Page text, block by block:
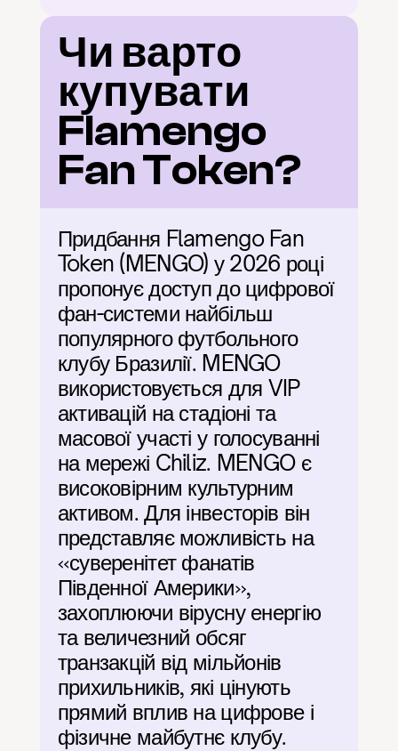
Чи варто
купувати
Flamengo
Fan Token?
Придбання Flamengo Fan
Token (MENGO) у 2026 році
пропонує доступ до цифрової
фан-системи найбільш
популярного футбольного
клубу Бразилії. MENGO
використовується для VIP
активацій на стадіоні та
масової участі у голосуванні
на мережі Chiliz. MENGO є
високовірним культурним
активом. Для інвесторів він
представляє можливість на
«суверенітет фанатів
Південної Америки»,
захоплюючи вірусну енергію
та величезний обсяг
транзакцій від мільйонів
прихильників, які цінують
прямий вплив на цифрове і
фізичне майбутнє клубу.